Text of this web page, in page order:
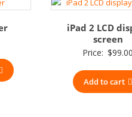
iPad 2 LCD
screen
Price: $99.00
Add to cart